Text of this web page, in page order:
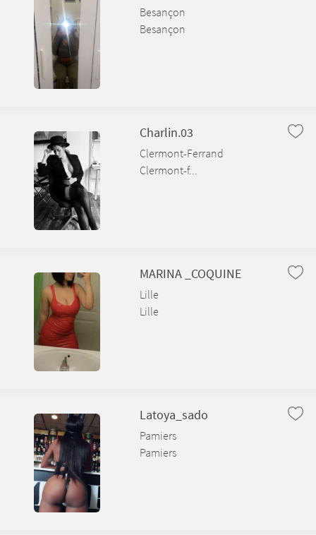
Besançon
Besançon
Charlin.03
Clermont-Ferrand
Clermont-f...
MARINA _COQUINE
Lille
Lille
Latoya_sado
Pamiers
Pamiers